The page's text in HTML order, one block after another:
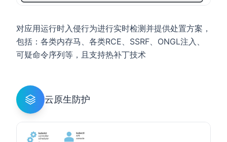
对应用运行时入侵行为进行实时检测并提供处置方案，
包括：各类内存马、各类RCE、SSRF、ONGL注入、
可疑命令序列等，且支持热补丁技术
云原生防护